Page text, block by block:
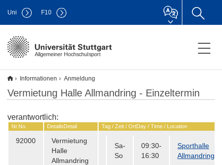
Allgemeiner Hochschulsport
Uni F10
Informationen Anmeldung
Vermietung Halle Allmandring - Einzeltermin
verantwortlich:
Nr. No. DetailsDetail Tag / Zeit / OrtDay / Time / Location
92000
Vermietung
Halle
Allmandring
Sa-
So
09:30-
16:30
Sporthalle
Allmandring